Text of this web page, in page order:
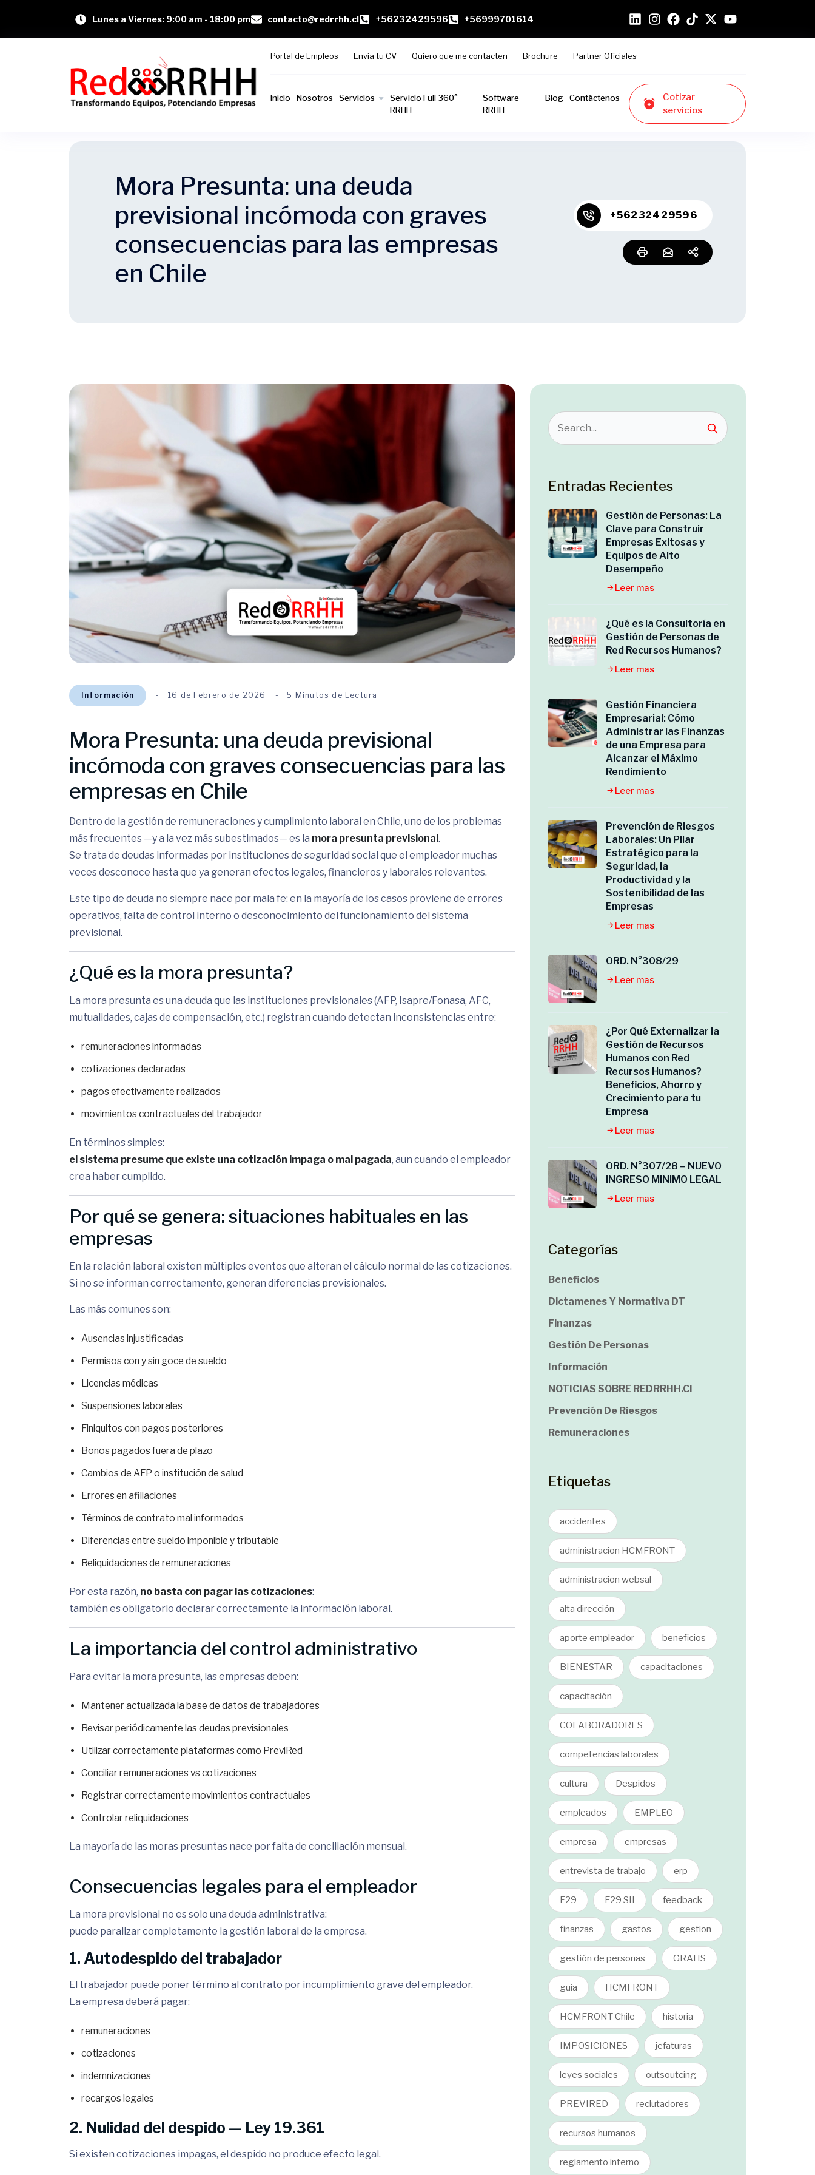
Lunes a Viernes: 9:00 am - 18:00 pm contacto@redrrhh.cl +56232429596 +56999701614
Portal de Empleos Envia tu CV Quiero que me contacten Brochure Partner Oficiales
Inicio Nosotros Servicios
Servicio Full 360°
RRHH
Software
RRHH
Blog Contáctenos
Cotizar
servicios
Mora Presunta: una deuda
previsional incómoda con graves
consecuencias para las empresas
en Chile
+56232429596
Información 16 de Febrero de 2026 5 Minutos de Lectura
Mora Presunta: una deuda previsional
incómoda con graves consecuencias para las
empresas en Chile
Dentro de la gestión de remuneraciones y cumplimiento laboral en Chile, uno de los problemas
más frecuentes —y a la vez más subestimados— es la mora presunta previsional.
Se trata de deudas informadas por instituciones de seguridad social que el empleador muchas
veces desconoce hasta que ya generan efectos legales, financieros y laborales relevantes.
Este tipo de deuda no siempre nace por mala fe: en la mayoría de los casos proviene de errores
operativos, falta de control interno o desconocimiento del funcionamiento del sistema
previsional.
¿Qué es la mora presunta?
La mora presunta es una deuda que las instituciones previsionales (AFP, Isapre/Fonasa, AFC,
mutualidades, cajas de compensación, etc.) registran cuando detectan inconsistencias entre:
remuneraciones informadas
cotizaciones declaradas
pagos efectivamente realizados
movimientos contractuales del trabajador
En términos simples:
el sistema presume que existe una cotización impaga o mal pagada, aun cuando el empleador
crea haber cumplido.
Por qué se genera: situaciones habituales en las
empresas
En la relación laboral existen múltiples eventos que alteran el cálculo normal de las cotizaciones.
Si no se informan correctamente, generan diferencias previsionales.
Las más comunes son:
Ausencias injustificadas
Permisos con y sin goce de sueldo
Licencias médicas
Suspensiones laborales
Finiquitos con pagos posteriores
Bonos pagados fuera de plazo
Cambios de AFP o institución de salud
Errores en afiliaciones
Términos de contrato mal informados
Diferencias entre sueldo imponible y tributable
Reliquidaciones de remuneraciones
Por esta razón, no basta con pagar las cotizaciones:
también es obligatorio declarar correctamente la información laboral.
La importancia del control administrativo
Para evitar la mora presunta, las empresas deben:
Mantener actualizada la base de datos de trabajadores
Revisar periódicamente las deudas previsionales
Utilizar correctamente plataformas como PreviRed
Conciliar remuneraciones vs cotizaciones
Registrar correctamente movimientos contractuales
Controlar reliquidaciones
La mayoría de las moras presuntas nace por falta de conciliación mensual.
Consecuencias legales para el empleador
La mora previsional no es solo una deuda administrativa:
puede paralizar completamente la gestión laboral de la empresa.
1. Autodespido del trabajador
El trabajador puede poner término al contrato por incumplimiento grave del empleador.
La empresa deberá pagar:
remuneraciones
cotizaciones
indemnizaciones
recargos legales
2. Nulidad del despido — Ley 19.361
Si existen cotizaciones impagas, el despido no produce efecto legal.
Entradas Recientes
Gestión de Personas: La
Clave para Construir
Empresas Exitosas y
Equipos de Alto
Desempeño
Leer mas
¿Qué es la Consultoría en
Gestión de Personas de
Red Recursos Humanos?
Leer mas
Gestión Financiera
Empresarial: Cómo
Administrar las Finanzas
de una Empresa para
Alcanzar el Máximo
Rendimiento
Leer mas
Prevención de Riesgos
Laborales: Un Pilar
Estratégico para la
Seguridad, la
Productividad y la
Sostenibilidad de las
Empresas
Leer mas
ORD. N°308/29
Leer mas
¿Por Qué Externalizar la
Gestión de Recursos
Humanos con Red
Recursos Humanos?
Beneficios, Ahorro y
Crecimiento para tu
Empresa
Leer mas
ORD. N°307/28 – NUEVO
INGRESO MINIMO LEGAL
Leer mas
Categorías
Beneficios
Dictamenes Y Normativa DT
Finanzas
Gestión De Personas
Información
NOTICIAS SOBRE REDRRHH.cl
Prevención De Riesgos
Remuneraciones
Etiquetas
accidentes
administracion HCMFRONT
administracion websal
alta dirección
aporte empleador beneficios
BIENESTAR capacitaciones
capacitación
COLABORADORES
competencias laborales
cultura Despidos
empleados EMPLEO
empresa empresas
entrevista de trabajo erp
F29 F29 SII feedback
finanzas gastos gestion
gestión de personas GRATIS
guia HCMFRONT
HCMFRONT Chile historia
IMPOSICIONES jefaturas
leyes sociales outsoutcing
PREVIRED reclutadores
recursos humanos
reglamento interno